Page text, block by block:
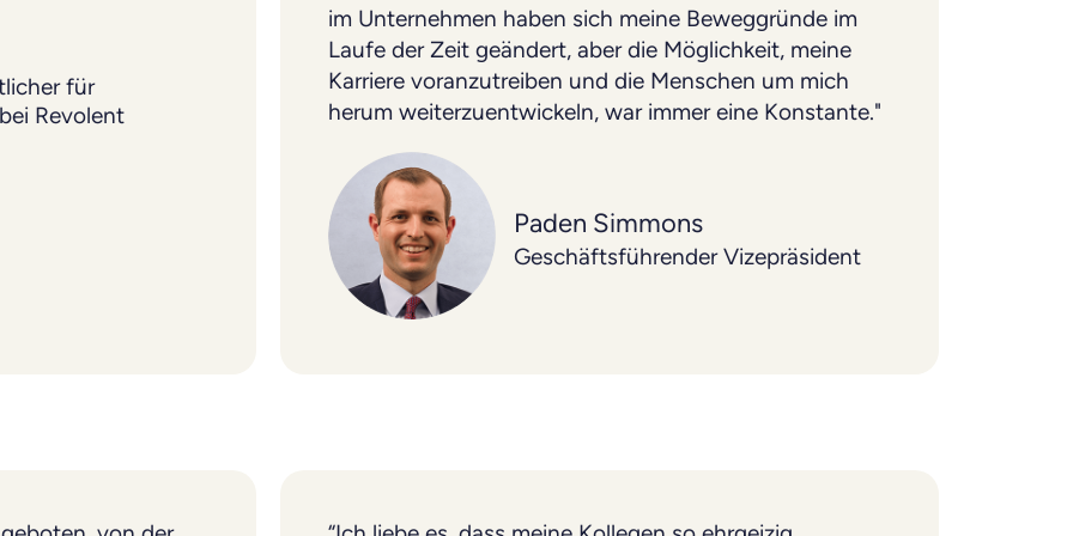
für
Revolent
im Unternehmen haben sich meine Beweggründe im
Laufe der Zeit geändert, aber die Möglichkeit, meine
Karriere voranzutreiben und die Menschen um mich
herum weiterzuentwickeln, war immer eine Konstante."
Paden Simmons
Geschäftsführender Vizepräsident